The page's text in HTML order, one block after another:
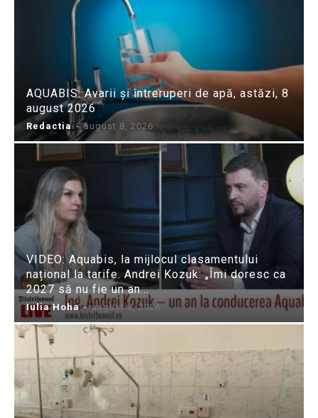
AQUABIS: Avarii și întreruperi de apă, astăzi, 8
august 2026
Redactia - august 8, 2026
VIDEO: Aquabis, la mijlocul clasamentului
național la tarife. Andrei Kozuk: „Îmi doresc ca
2027 să nu fie un an...
Iulia Hoha - august 8, 2026